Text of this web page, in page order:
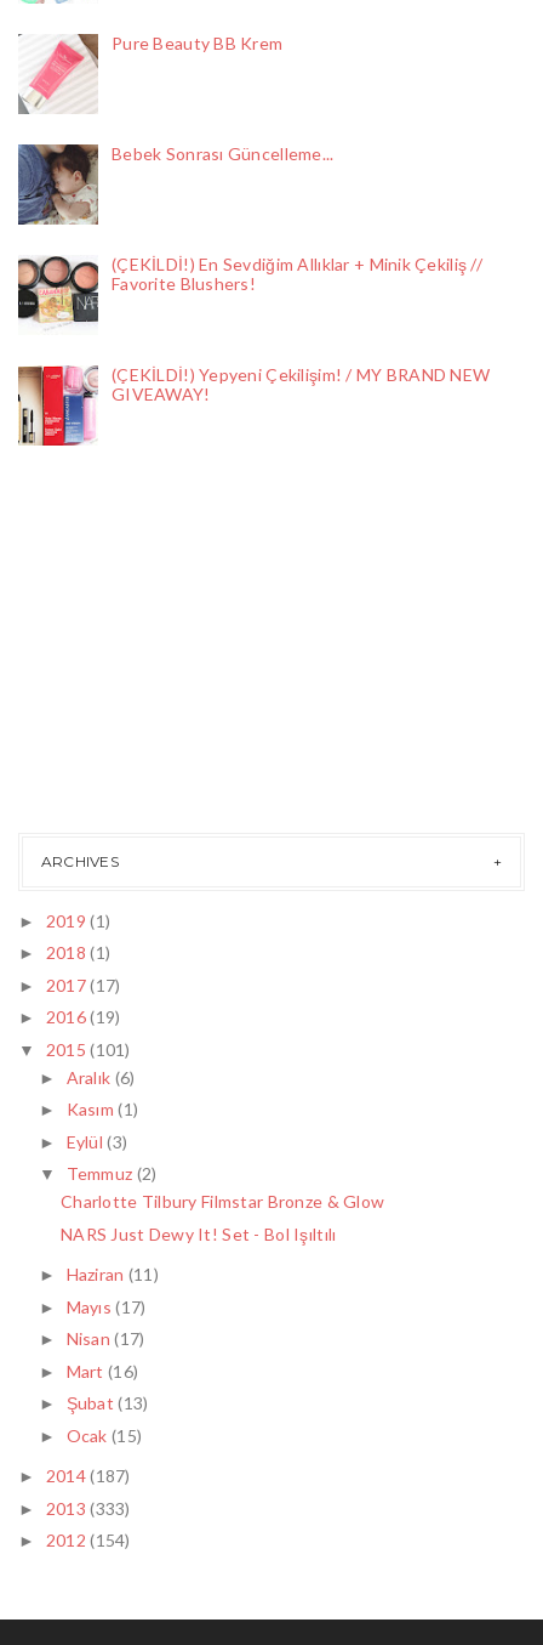
Pure Beauty BB Krem
Bebek Sonrası Güncelleme...
(ÇEKİLDİ!) En Sevdiğim Allıklar + Minik Çekiliş //
Favorite Blushers!
(ÇEKİLDİ!) Yepyeni Çekilişim! / MY BRAND NEW
GIVEAWAY!
ARCHIVES
► 2019(1)
► 2018(1)
► 2017(17)
► 2016(19)
▼ 2015(101)
► Aralık (6)
► Kasım(1)
► Eylül(3)
▼ Temmuz (2)
Charlotte Tilbury Filmstar Bronze & Glow
NARS Just Dewy It! Set - Bol Işıltılı
► Haziran (11)
► Mayıs(17)
► Nisan(17)
► Mart(16)
► Şubat(13)
► Ocak(15)
► 2014(187)
► 2013(333)
► 2012(154)